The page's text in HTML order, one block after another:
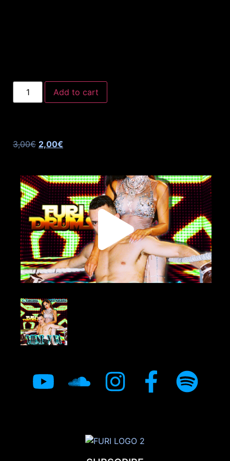
Add to cart
3,00€ 2,00€